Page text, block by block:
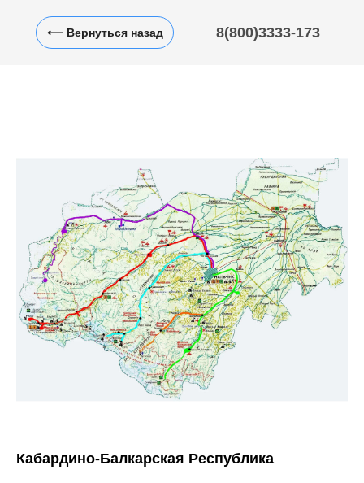
⟵ Вернуться назад 8(800)3333-173
Кабардино-Балкарская Республика